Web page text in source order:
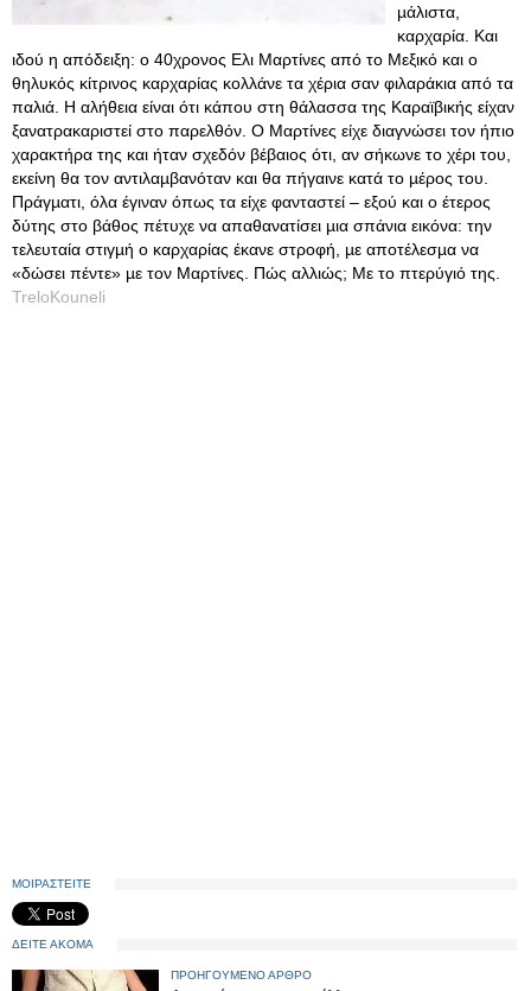
µάλιστα,
καρχαρία. Και
ιδού η απόδειξη: ο 40χρονος Ελι Μαρτίνες από το Μεξικό και ο
θηλυκός κίτρινος καρχαρίας κολλάνε τα χέρια σαν φιλαράκια από τα
παλιά. Η αλήθεια είναι ότι κάπου στη θάλασσα της Καραϊβικής είχαν
ξανατρακαριστεί στο παρελθόν. Ο Μαρτίνες είχε διαγνώσει τον ήπιο
χαρακτήρα της και ήταν σχεδόν βέβαιος ότι, αν σήκωνε το χέρι του,
εκείνη θα τον αντιλαµβανόταν και θα πήγαινε κατά το µέρος του.
Πράγµατι, όλα έγιναν όπως τα είχε φανταστεί – εξού και ο έτερος
δύτης στο βάθος πέτυχε να απαθανατίσει µια σπάνια εικόνα: την
τελευταία στιγµή ο καρχαρίας έκανε στροφή, µε αποτέλεσµα να
«δώσει πέντε» µε τον Μαρτίνες. Πώς αλλιώς; Με το πτερύγιό της.
TreloKouneli
ΜΟΙΡΑΣΤΕΙΤΕ
ΔΕΙΤΕ ΑΚΟΜΑ
ΠΡΟΗΓΟΥΜΕΝΟ ΑΡΘΡΟ